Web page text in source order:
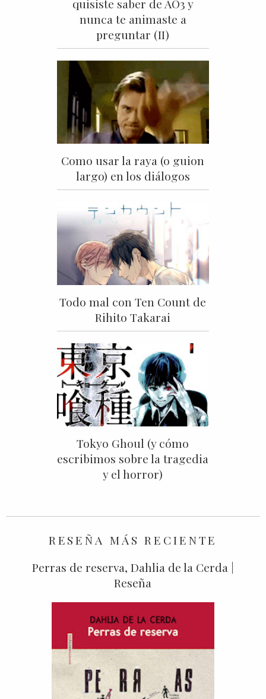
quisiste saber de AO3 y
nunca te animaste a
preguntar (II)
Como usar la raya (o guion
largo) en los diálogos
Todo mal con Ten Count de
Rihito Takarai
Tokyo Ghoul (y cómo
escribimos sobre la tragedia
y el horror)
RESEÑA MÁS RECIENTE
Perras de reserva, Dahlia de la Cerda |
Reseña